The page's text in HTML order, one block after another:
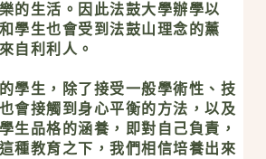
的生活。因此法鼓大學辦學以
學生也會受到法鼓山理念的薰
自利利人。
學生，除了接受一般學術性、技
會接觸到身心平衡的方法，以及
生品格的涵養，即對自己負責，
種教育之下，我們相信培養出來